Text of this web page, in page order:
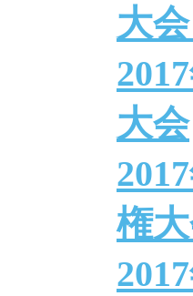
大
大会
権